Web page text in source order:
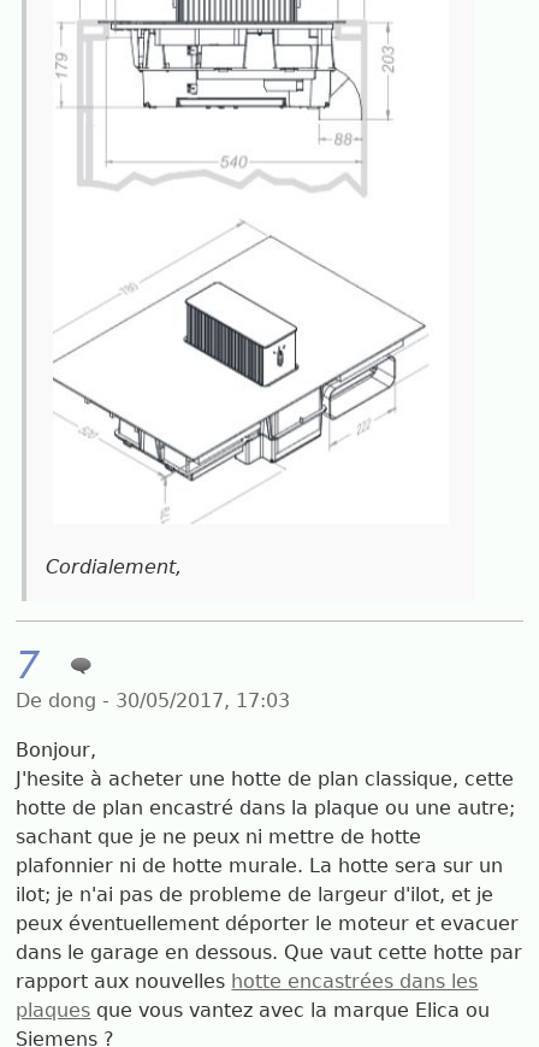
Cordialement,
7
De dong - 30/05/2017, 17:03
Bonjour,
J'hesite à acheter une hotte de plan classique, cette
hotte de plan encastré dans la plaque ou une autre;
sachant que je ne peux ni mettre de hotte
plafonnier ni de hotte murale. La hotte sera sur un
ilot; je n'ai pas de probleme de largeur d'ilot, et je
peux éventuellement déporter le moteur et evacuer
dans le garage en dessous. Que vaut cette hotte par
rapport aux nouvelles hotte encastrées dans les
plaques que vous vantez avec la marque Elica ou
Siemens ?